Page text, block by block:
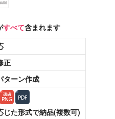
すべて含まれます
正
ターン作成
じた形式で納品(複数可)